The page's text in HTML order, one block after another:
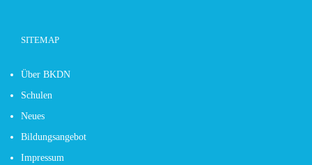
SITEMAP
Über BKDN
Schulen
Neues
Bildungsangebot
Impressum